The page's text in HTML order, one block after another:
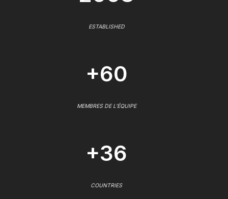
ESTABLISHED
+60
MEMBRES DE L'ÉQUIPE
+36
COUNTRIES